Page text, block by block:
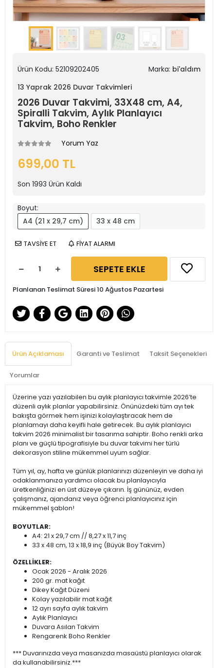
Ürün Kodu: 52109202405 Marka: bi'aldım
13 Yaprak 2026 Duvar Takvimleri
2026 Duvar Takvimi, 33X48 cm, A4,
Spiralli Takvim, Aylık Planlayıcı
Takvim, Boho Renkler
Yorum Yaz
699,00 TL
Son 1993 Ürün Kaldı
Boyut:
A4 (21 x 29,7 cm)
33 x 48 cm
TAVSİYE ET FİYAT ALARMI
SEPETE EKLE
Planlanan Teslimat Süresi 10 Ağustos Pazartesi
Ürün Açıklaması Garanti ve Teslimat Taksit Seçenekleri
Yorumlar
Üzerine yazı yazılabilen bu aylık planlayıcı takvimle 2026’te
düzenli aylık planlar yapabilirsiniz. Önünüzdeki tüm ayı tek
bakışta görmek hem işinizi kolaylaştıracak hem de
planlamayı daha keyifli hale getirecek. Bu aylık planlayıcı
takvim 2026 minimalist bir tasarıma sahiptir. Boho renkli arka
planı ve güçlü tipografisiyle bu duvar takvimi her türlü
dekorasyon stiline mükemmel uyum sağlar.
Tüm yıl, ay, hafta ve günlük planlarınızı düzenleyin ve daha iyi
odaklanmanıza yardımcı olacak bu planlayıcıyla
üretkenliğinizi en üst düzeye çıkarın. İş gününüz, evden
çalışmanız, ajandanız veya öğrenci planlayıcınız için
mükemmel şablon!
BOYUTLAR:
A4: 21 x 29,7 cm // 8,27 x 11,7 inç
33 x 48 cm, 13 x 18,9 inç (Büyük Boy Takvim)
ÖZELLİKLER:
Ocak 2026 - Aralık 2026
200 gr. mat kağıt
Dikey Kağıt Düzeni
Kolay yazılabilir mat kağıt
12 ayrı sayfa aylık takvim
Aylık Planlayıcı
Duvara Asılan Takvim
Rengarenk Boho Renkler
*** Duvarınızda veya masanızda masaüstü planlayıcı olarak
da kullanabilirsiniz.***